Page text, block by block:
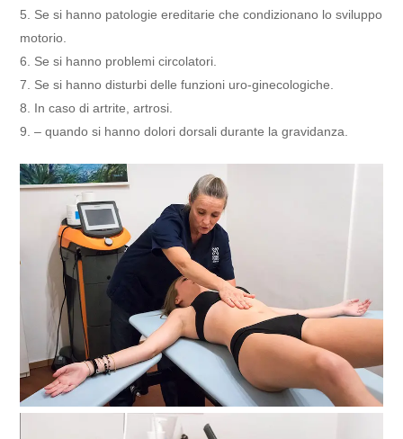
Se si hanno patologie ereditarie che condizionano lo sviluppo
motorio.
Se si hanno problemi circolatori.
Se si hanno disturbi delle funzioni uro-ginecologiche.
In caso di artrite, artrosi.
– quando si hanno dolori dorsali durante la gravidanza.